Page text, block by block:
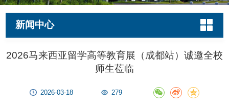
新闻中心
2026马来西亚留学高等教育展（成都站）诚邀全校
师生莅临
2026-03-18 279